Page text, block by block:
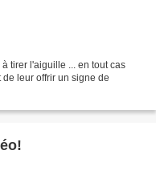
tirer l'aiguille ... en tout cas
leur offrir un signe de